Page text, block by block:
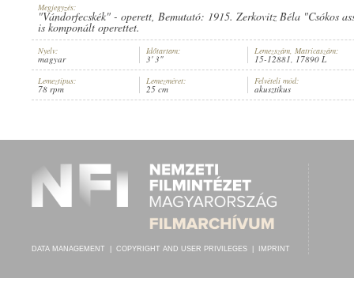
ARTIST: BUDAI IZSÓ ,ISMERETLEN ZENEKAR
RECORD NUMBER:
Megjegyzés:
"Vándorfecskék" - operett, Bemutató: 1915. Zerkovitz Béla "Csókos
is komponált operettet.
Nyelv:
magyar
Időtartam:
3' 3"
Lemezszám, Matricaszám:
15-12881, 17890 L
Lemeztípus:
78 rpm
Lemezméret:
25 cm
Felvételi mód:
akusztikus
DATA MANAGEMENT COPYRIGHT AND USER PRIVILEGES IMPRINT